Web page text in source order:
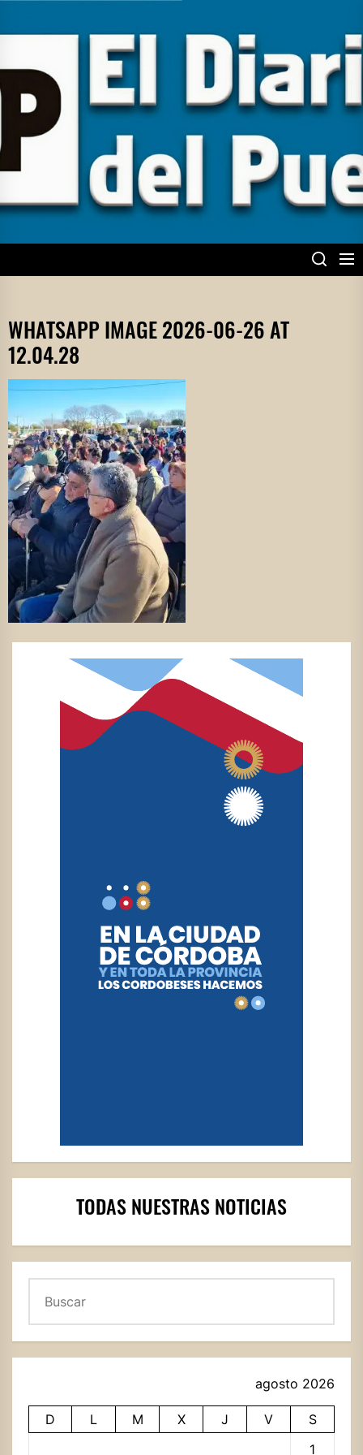
content
EL DIARIO DEL
PUEBLO
WHATSAPP IMAGE 2026-06-26 AT
12.04.28
TODAS NUESTRAS NOTICIAS
agosto 2026
D L M X J V
S
1